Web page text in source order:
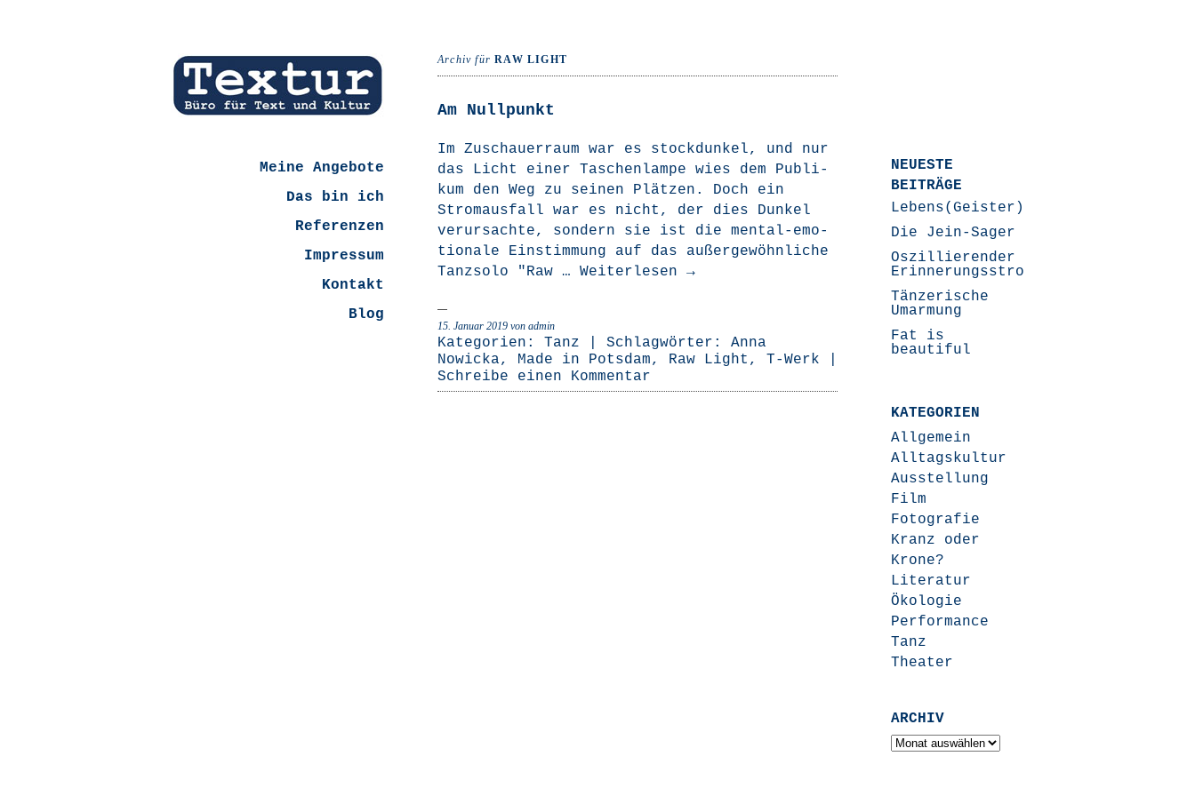
Meine Angebote
Das bin ich
Referenzen
Impressum
Kontakt
Blog
Archiv fürRAW LIGHT
Am Nullpunkt
Im Zuschau­er­raum war es stock­dun­kel, und nur
das Licht einer Taschen­lam­pe wies dem Publi­
kum den Weg zu sei­nen Plät­zen. Doch ein
Strom­aus­fall war es nicht, der dies Dun­kel
ver­ur­sach­te, son­dern sie ist die men­­tal-emo­­
tio­na­­le Ein­stim­mung auf das außer­ge­wöhn­li­che
Tanz­so­lo "Raw … Wei­ter­le­sen →
15. Januar 2019 von admin
Kategorien: Tanz | Schlagwörter: Anna
Nowicka, Made in Potsdam, Raw Light , T-Werk
Schreibe einen Kommentar
NEUESTE
BEITRÄGE
Lebens(Geister)Geschichten
Die Jein-Sager
Oszillierender
Erinnerungsstrom
Tänzerische
Umarmung
Fat is
beautiful
KATEGORIEN
Allgemein
Alltagskultur
Ausstellung
Film
Fotografie
Kranz oder
Krone?
Literatur
Ökologie
Performance
Tanz
Theater
ARCHIV
Archiv